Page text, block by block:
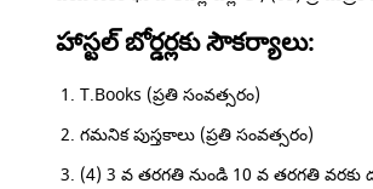
హాస్టల్ బోర్డర్లకు సౌకర్యాలు:
T.Books (ప్రతి సంవత్సరం)
గమనిక పుస్తకాలు (ప్రతి సంవత్సరం)
(4) 3 వ తరగతి నుండి 10 వ తరగతి వరకు